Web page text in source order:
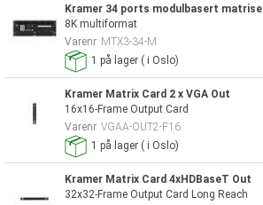
Kramer 34 ports modulbasert matrise
8K multiformat
Varenr MTX3-34-M
1 på lager ( i Oslo)
Kramer Matrix Card 2 x VGA Out
16x16-Frame Output Card
Varenr VGAA-OUT2-F16
1 på lager ( i Oslo)
Kramer Matrix Card 4xHDBaseT Out
32x32-Frame Output Card Long Reach